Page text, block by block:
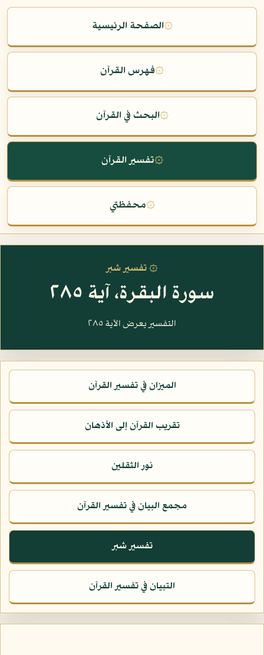
۞الصفحة الرئيسية
۞فهرس القرآن
۞البحث في القرآن
۞تفسير القرآن
۞محفظتي
۞ تفسير شبر
سورة البقرة، آية ٢٨٥
التفسير يعرض الآية ٢٨٥
الميزان في تفسير القرآن
تقريب القرآن إلى الأذهان
نور الثقلين
مجمع البيان في تفسير القرآن
تفسير شبر
التبيان في تفسير القرآن